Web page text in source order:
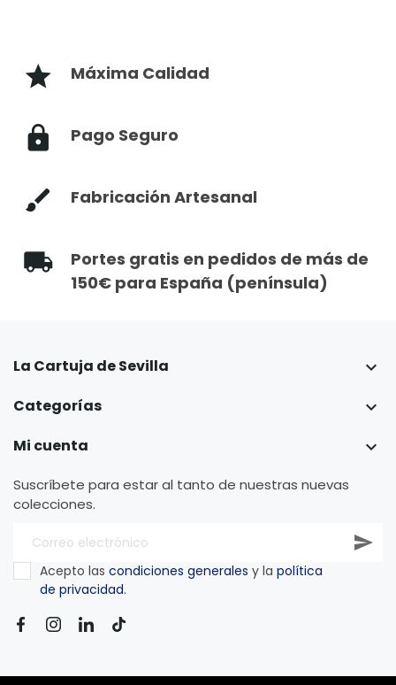
Máxima Calidad
Pago Seguro
Fabricación Artesanal
Portes gratis en pedidos de más de
150€ para España (península)
La Cartuja de Sevilla 
Categorías 
Mi cuenta 
Suscríbete para estar al tanto de nuestras nuevas
colecciones.
Acepto las condiciones generales y la política
de privacidad.